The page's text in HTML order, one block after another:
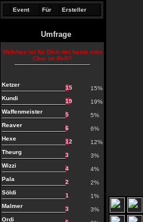
Event Für Ersteller
Umfrage
Welches ist für Dich der beste solo
Char im RvR?
Ketzer 15
15%
Kundi
19
19%
Waffenmeister
5
5%
Reaver
6
6%
Hexe
12
12%
Theurg
3
3%
Wizzi
4
4%
Pala
2
2%
Söldi
1
1%
Malmer
3
3%
Ordi